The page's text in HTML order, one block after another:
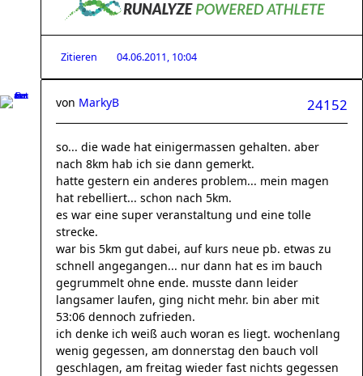
Zitieren 04.06.2011, 10:04
24152
von MarkyB
so... die wade hat einigermassen gehalten. aber
nach 8km hab ich sie dann gemerkt.
hatte gestern ein anderes problem... mein magen
hat rebelliert... schon nach 5km.
es war eine super veranstaltung und eine tolle
strecke.
war bis 5km gut dabei, auf kurs neue pb. etwas zu
schnell angegangen... nur dann hat es im bauch
gegrummelt ohne ende. musste dann leider
langsamer laufen, ging nicht mehr. bin aber mit
53:06 dennoch zufrieden.
ich denke ich weiß auch woran es liegt. wochenlang
wenig gegessen, am donnerstag den bauch voll
geschlagen, am freitag wieder fast nichts gegessen